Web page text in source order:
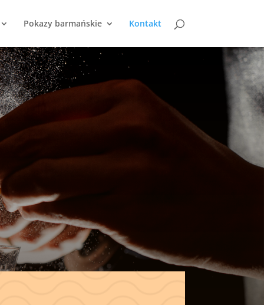
Pokazy barmańskie Kontakt